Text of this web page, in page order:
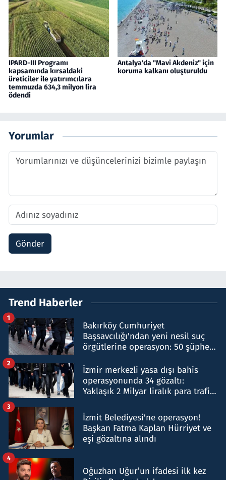
IPARD-III Programı
kapsamında kırsaldaki
üreticiler ile yatırımcılara
temmuzda 634,3 milyon lira
ödendi
Antalya'da "Mavi Akdeniz" için
koruma kalkanı oluşturuldu
Yorumlar
Gönder
Trend Haberler
Bakırköy Cumhuriyet
Başsavcılığı'ndan yeni nesil suç
örgütlerine operasyon: 50 şüpheli
1
İzmir merkezli yasa dışı bahis
operasyonunda 34 gözaltı:
Yaklaşık 2 Milyar liralık para trafiği
2
İzmit Belediyesi'ne operasyon!
Başkan Fatma Kaplan Hürriyet ve
eşi gözaltına alındı
3
Oğuzhan Uğur’un ifadesi ilk kez
4